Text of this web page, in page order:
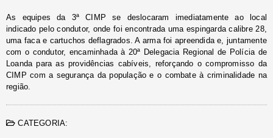
As equipes da 3ª CIMP se deslocaram imediatamente ao local
indicado pelo condutor, onde foi encontrada uma espingarda calibre 28,
uma faca e cartuchos deflagrados. A arma foi apreendida e, juntamente
com o condutor, encaminhada à 20ª Delegacia Regional de Polícia de
Loanda para as providências cabíveis, reforçando o compromisso da
CIMP com a segurança da população e o combate à criminalidade na
região.
CATEGORIA: